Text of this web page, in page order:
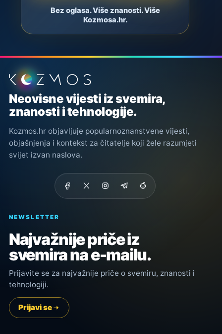
Bez oglasa. Više znanosti. Više
Kozmosa.hr.
Podnožje stranice
Neovisne vijesti iz svemira,
znanosti i tehnologije.
Kozmos.hr objavljuje popularnoznanstvene vijesti,
objašnjenja i kontekst za čitatelje koji žele razumjeti
svijet izvan naslova.
NEWSLETTER
Najvažnije priče iz
svemira na e-mailu.
Prijavite se za najvažnije priče o svemiru, znanosti i
tehnologiji.
Prijavi se